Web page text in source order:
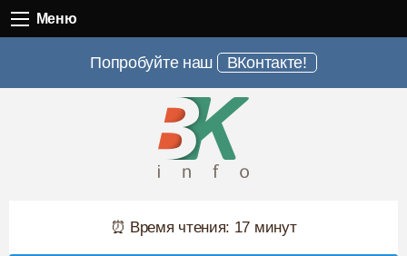
Меню
Попробуйте наш ВКонтакте!
⏰ Время чтения: 17 минут